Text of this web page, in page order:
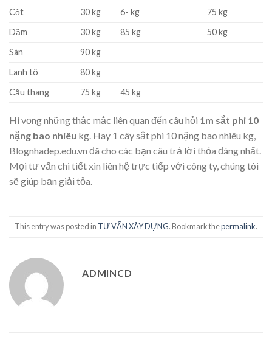
Cột
30 kg 6- kg
75 kg
Dầm
30 kg 85 kg
50 kg
Sàn
90 kg
Lanh tô
80 kg
Cầu thang
75 kg 45 kg
Hi vọng những thắc mắc liên quan đến câu hỏi 1m sắt phi 10
nặng bao nhiêu kg. Hay 1 cây sắt phi 10 nặng bao nhiêu kg,
Blognhadep.edu.vn đã cho các bạn câu trả lời thỏa đáng nhất.
Mọi tư vấn chi tiết xin liên hệ trực tiếp với công ty, chúng tôi
sẽ giúp bạn giải tỏa.
This entry was posted in TƯ VẤN XÂY DỰNG. Bookmark thepermalink.
ADMINCD